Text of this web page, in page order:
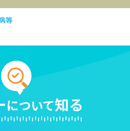
について知る